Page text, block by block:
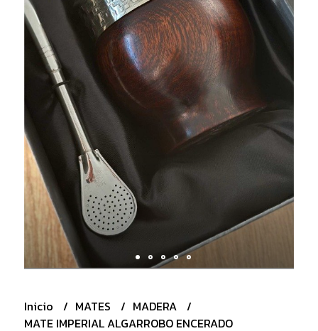
Inicio MATES
MADERA
MATE IMPERIAL ALGARROBO ENCERADO